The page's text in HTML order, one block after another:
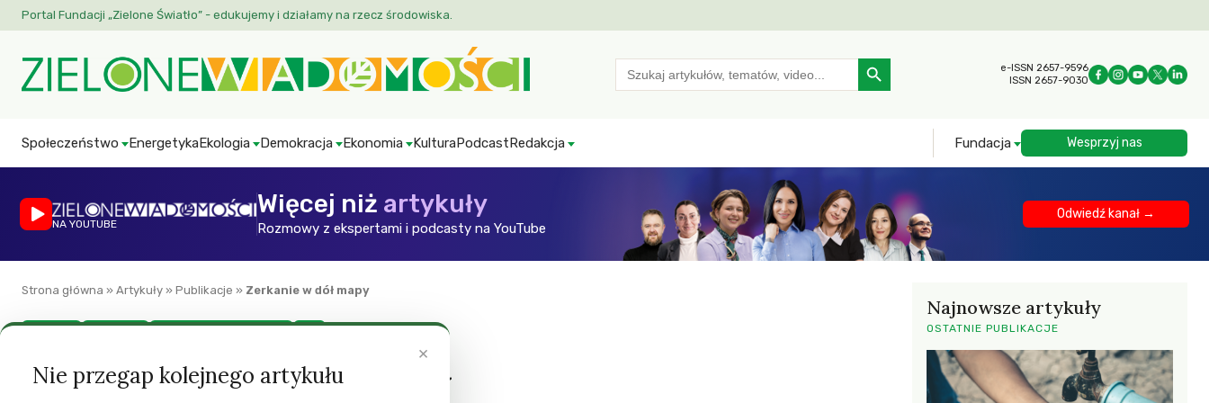
Portal Fundacji „Zielone Światło” - edukujemy i działamy na rzecz środowiska.
Search
for:
Search Button
e-ISSN 2657-9596
ISSN 2657-9030
Społeczeństwo EnergetykaEkologia Demokracja Ekonomia KulturaPodcastRedakcja Fundacja Wesprzyj nas
NA YOUTUBE
Więcej niż artykuły
Rozmowy z ekspertami i podcasty na YouTube
Odwiedź kanał →
Strona główna » Artykuły » Publikacje » Zerkanie w dół mapy
Zerkanie w dół mapy
Najnowsze artykuły
OSTATNIE PUBLIKACJE
×
Nie przegap kolejnego artykułu